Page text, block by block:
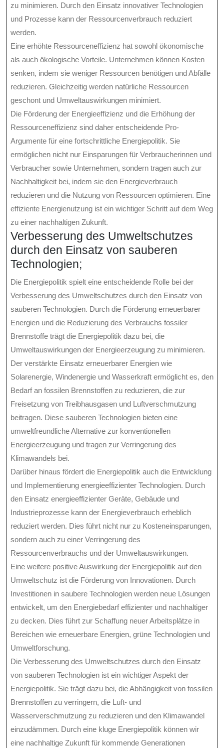
zu minimieren. Durch den Einsatz innovativer Technologien
und Prozesse kann der Ressourcenverbrauch reduziert
werden.
Eine erhöhte Ressourceneffizienz hat sowohl ökonomische
als auch ökologische Vorteile. Unternehmen können Kosten
senken, indem sie weniger Ressourcen benötigen und Abfälle
reduzieren. Gleichzeitig werden natürliche Ressourcen
geschont und Umweltauswirkungen minimiert.
Die Förderung der Energieeffizienz und die Erhöhung der
Ressourceneffizienz sind daher entscheidende Pro-
Argumente für eine fortschrittliche Energiepolitik. Sie
ermöglichen nicht nur Einsparungen für Verbraucherinnen und
Verbraucher sowie Unternehmen, sondern tragen auch zur
Nachhaltigkeit bei, indem sie den Energieverbrauch
reduzieren und die Nutzung von Ressourcen optimieren. Eine
effiziente Energienutzung ist ein wichtiger Schritt auf dem Weg
zu einer nachhaltigen Zukunft.
Verbesserung des Umweltschutzes
durch den Einsatz von sauberen
Technologien;
Die Energiepolitik spielt eine entscheidende Rolle bei der
Verbesserung des Umweltschutzes durch den Einsatz von
sauberen Technologien. Durch die Förderung erneuerbarer
Energien und die Reduzierung des Verbrauchs fossiler
Brennstoffe trägt die Energiepolitik dazu bei, die
Umweltauswirkungen der Energieerzeugung zu minimieren.
Der verstärkte Einsatz erneuerbarer Energien wie
Solarenergie, Windenergie und Wasserkraft ermöglicht es, den
Bedarf an fossilen Brennstoffen zu reduzieren, die zur
Freisetzung von Treibhausgasen und Luftverschmutzung
beitragen. Diese sauberen Technologien bieten eine
umweltfreundliche Alternative zur konventionellen
Energieerzeugung und tragen zur Verringerung des
Klimawandels bei.
Darüber hinaus fördert die Energiepolitik auch die Entwicklung
und Implementierung energieeffizienter Technologien. Durch
den Einsatz energieeffizienter Geräte, Gebäude und
Industrieprozesse kann der Energieverbrauch erheblich
reduziert werden. Dies führt nicht nur zu Kosteneinsparungen,
sondern auch zu einer Verringerung des
Ressourcenverbrauchs und der Umweltauswirkungen.
Eine weitere positive Auswirkung der Energiepolitik auf den
Umweltschutz ist die Förderung von Innovationen. Durch
Investitionen in saubere Technologien werden neue Lösungen
entwickelt, um den Energiebedarf effizienter und nachhaltiger
zu decken. Dies führt zur Schaffung neuer Arbeitsplätze in
Bereichen wie erneuerbare Energien, grüne Technologien und
Umweltforschung.
Die Verbesserung des Umweltschutzes durch den Einsatz
von sauberen Technologien ist ein wichtiger Aspekt der
Energiepolitik. Sie trägt dazu bei, die Abhängigkeit von fossilen
Brennstoffen zu verringern, die Luft- und
Wasserverschmutzung zu reduzieren und den Klimawandel
einzudämmen. Durch eine kluge Energiepolitik können wir
eine nachhaltige Zukunft für kommende Generationen